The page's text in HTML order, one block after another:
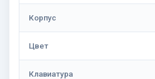
Корпус
Цвет
Клавиатура